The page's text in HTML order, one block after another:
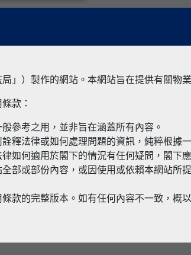
凶宅
」）製作的網站。本網站旨在提供有關物
款：
參考之用，並非旨在涵蓋所有內容。
釋法律或如何處理問題的資訊，純粹根據
如何適用於閣下的情況有任何疑問，閣下
部或部份內容，或因使用或依賴本網站
款的完整版本。如有任何內容不一致，概